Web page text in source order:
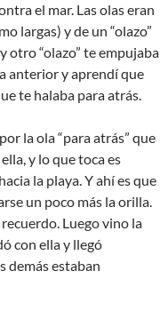
el mar. Las olas eran
largas) y de un “olazo”
otro “olazo” te empujaba
anterior y aprendí que
te halaba para atrás.
la ola “para atrás” que
y lo que toca es
la playa. Y ahí es que
un poco más la orilla.
Luego vino la
con ella y llegó
demás estaban